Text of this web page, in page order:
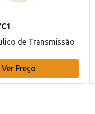
de Transmissão
Ver Preço